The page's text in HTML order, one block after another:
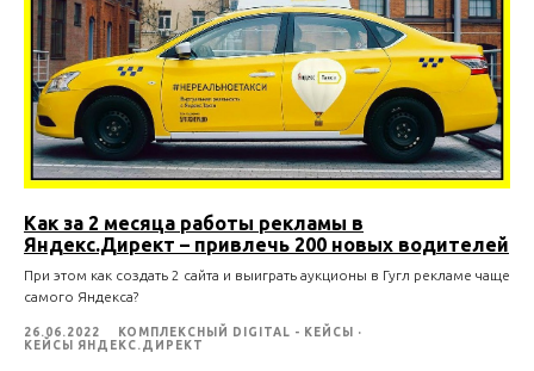
Как за 2 месяца работы рекламы в
Яндекс.Директ – привлечь 200 новых водителей
При этом как создать 2 сайта и выиграть аукционы в Гугл рекламе чаще
самого Яндекса?
26.06.2022
КОМПЛЕКСНЫЙ DIGITAL - КЕЙСЫ
КЕЙСЫ ЯНДЕКС.ДИРЕКТ
Политика конфиденциальности